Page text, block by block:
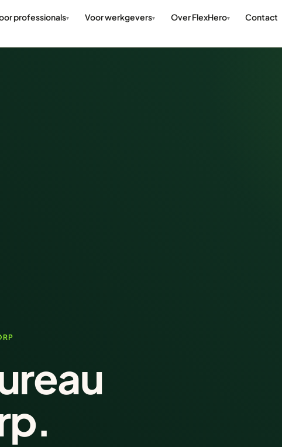
professionals Voor werkgevers Over FlexHero Contact